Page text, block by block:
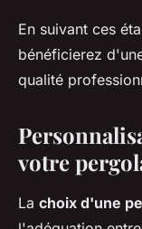
En suivant ces
bénéficierez
qualité
votre
La choix d'une